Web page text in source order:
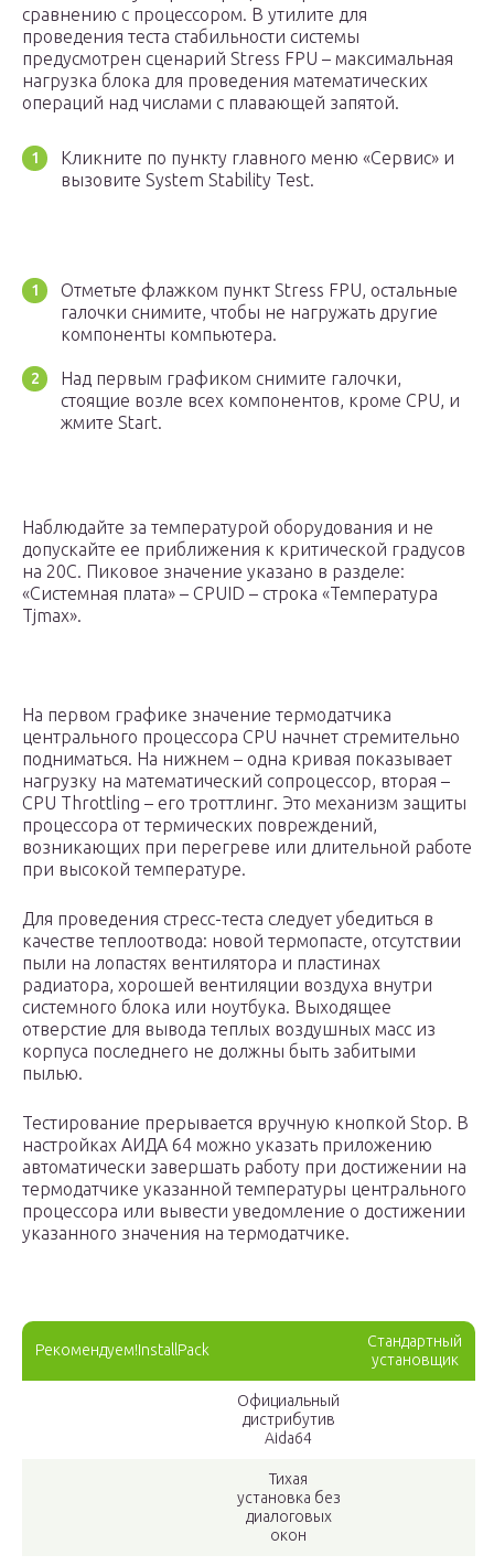
сравнению с процессором. В утилите для
проведения теста стабильности системы
предусмотрен сценарий Stress FPU – максимальная
нагрузка блока для проведения математических
операций над числами с плавающей запятой.
Кликните по пункту главного меню «Сервис» и
вызовите System Stability Test.
Отметьте флажком пункт Stress FPU, остальные
галочки снимите, чтобы не нагружать другие
компоненты компьютера.
Над первым графиком снимите галочки,
стоящие возле всех компонентов, кроме CPU, и
жмите Start.
Наблюдайте за температурой оборудования и не
допускайте ее приближения к критической градусов
на 20С. Пиковое значение указано в разделе:
«Системная плата» – CPUID – строка «Температура
Tjmax».
На первом графике значение термодатчика
центрального процессора CPU начнет стремительно
подниматься. На нижнем – одна кривая показывает
нагрузку на математический сопроцессор, вторая –
CPU Throttling – его троттлинг. Это механизм защиты
процессора от термических повреждений,
возникающих при перегреве или длительной работе
при высокой температуре.
Для проведения стресс-теста следует убедиться в
качестве теплоотвода: новой термопасте, отсутствии
пыли на лопастях вентилятора и пластинах
радиатора, хорошей вентиляции воздуха внутри
системного блока или ноутбука. Выходящее
отверстие для вывода теплых воздушных масс из
корпуса последнего не должны быть забитыми
пылью.
Тестирование прерывается вручную кнопкой Stop. В
настройках АИДА 64 можно указать приложению
автоматически завершать работу при достижении на
термодатчике указанной температуры центрального
процессора или вывести уведомление о достижении
указанного значения на термодатчике.
Рекомендуем!InstallPack
Стандартный
установщик
Официальный
дистрибутив
Aida64
Тихая
установка без
диалоговых
окон